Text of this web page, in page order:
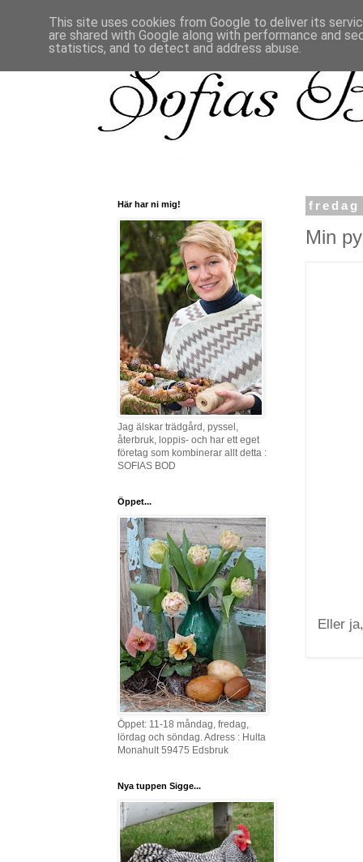
fredag
Min
Eller
Här har ni mig!
Jag älskar trädgård, pyssel,
återbruk, loppis- och har ett eget
företag som kombinerar allt detta :
SOFIAS BOD
Öppet...
Öppet: 11-18 måndag, fredag,
lördag och söndag. Adress : Hulta
Monahult 59475 Edsbruk
Nya tuppen Sigge...
This site uses cookies from Google to deliver its
are shared with Google along with performance and
statistics, and to detect and address abuse.